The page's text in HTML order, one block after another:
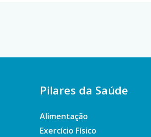
Pilares da Saúde
Alimentação
Exercício Físico